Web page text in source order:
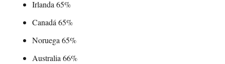
Irlanda 65%
Canadá 65%
Noruega 65%
Australia 66%